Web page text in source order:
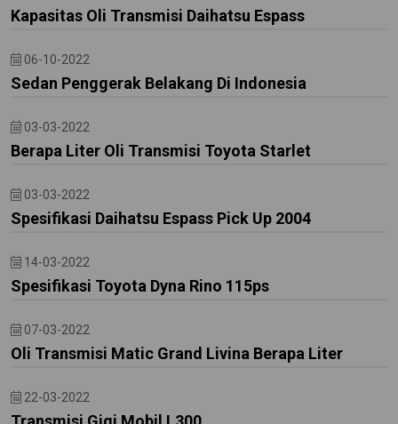
Kapasitas Oli Transmisi Daihatsu Espass
06-10-2022
Sedan Penggerak Belakang Di Indonesia
03-03-2022
Berapa Liter Oli Transmisi Toyota Starlet
03-03-2022
Spesifikasi Daihatsu Espass Pick Up 2004
14-03-2022
Spesifikasi Toyota Dyna Rino 115ps
07-03-2022
Oli Transmisi Matic Grand Livina Berapa Liter
22-03-2022